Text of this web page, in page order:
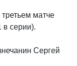
матче
в серии).
Сергей